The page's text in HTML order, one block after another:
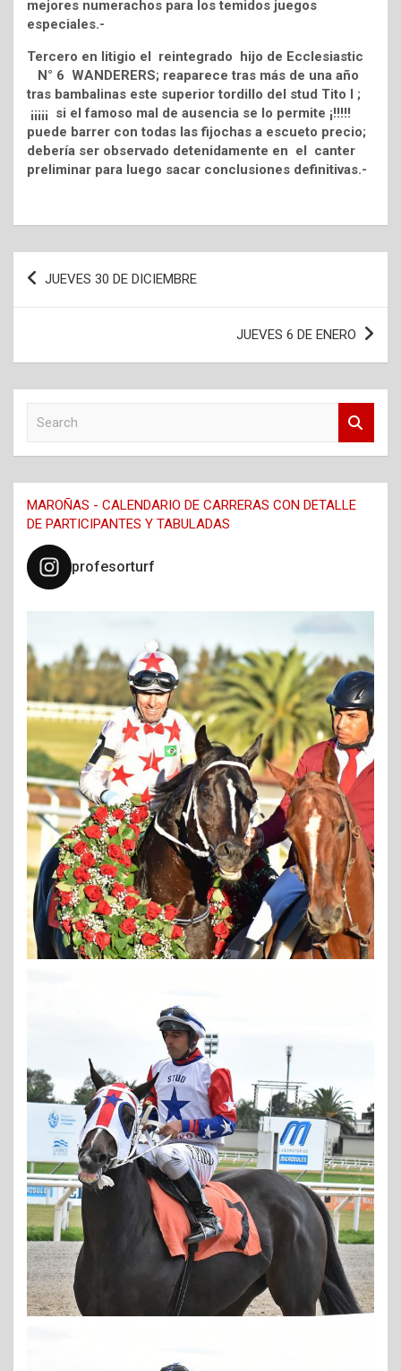
mejores numerachos para los temidos juegos
especiales.-
Tercero en litigio el reintegrado hijo de Ecclesiastic
N° 6 WANDERERS; reaparece tras más de una año
tras bambalinas este superior tordillo del stud Tito I ;
¡¡¡¡¡ si el famoso mal de ausencia se lo permite ¡!!!!!
puede barrer con todas las fijochas a escueto precio;
debería ser observado detenidamente en el canter
preliminar para luego sacar conclusiones definitivas.-
Navegación
JUEVES 30 DE DICIEMBRE
JUEVES 6 DE ENERO
c
h
MAROÑAS - CALENDARIO DE CARRERAS CON DETALLE
DE PARTICIPANTES Y TABULADAS
profesorturf